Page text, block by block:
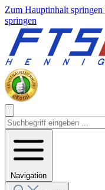
Zum Hauptinhalt springen
springen
Navigation